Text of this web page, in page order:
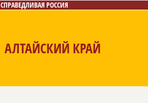
СПРАВЕДЛИВАЯ РОССИЯ
АЛТАЙСКИЙ КРАЙ